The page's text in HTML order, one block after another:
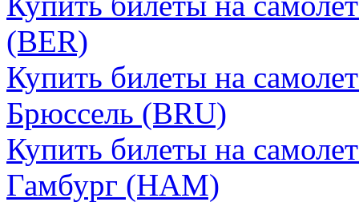
(BER)
Купить билеты на
Брюссель (BRU)
Купить билеты на
Гамбург (HAM)